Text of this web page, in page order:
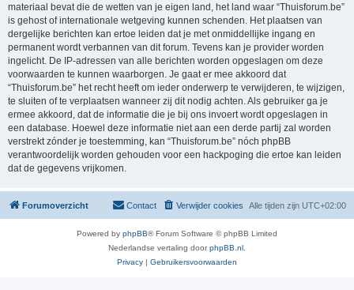
materiaal bevat die de wetten van je eigen land, het land waar “Thuisforum.be”
is gehost of internationale wetgeving kunnen schenden. Het plaatsen van
dergelijke berichten kan ertoe leiden dat je met onmiddellijke ingang en
permanent wordt verbannen van dit forum. Tevens kan je provider worden
ingelicht. De IP-adressen van alle berichten worden opgeslagen om deze
voorwaarden te kunnen waarborgen. Je gaat er mee akkoord dat
“Thuisforum.be” het recht heeft om ieder onderwerp te verwijderen, te wijzigen,
te sluiten of te verplaatsen wanneer zij dit nodig achten. Als gebruiker ga je
ermee akkoord, dat de informatie die je bij ons invoert wordt opgeslagen in
een database. Hoewel deze informatie niet aan een derde partij zal worden
verstrekt zónder je toestemming, kan “Thuisforum.be” nóch phpBB
verantwoordelijk worden gehouden voor een hackpoging die ertoe kan leiden
dat de gegevens vrijkomen.
Forumoverzicht Alle tijden zijn UTC+02:00
Verwijder cookies
Contact
Powered by phpBB® Forum Software © phpBB Limited
Nederlandse vertaling doorphpBB.nl
Privacy | Gebruikersvoorwaarden